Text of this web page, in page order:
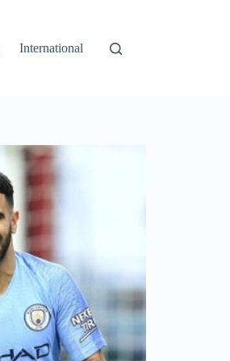
International